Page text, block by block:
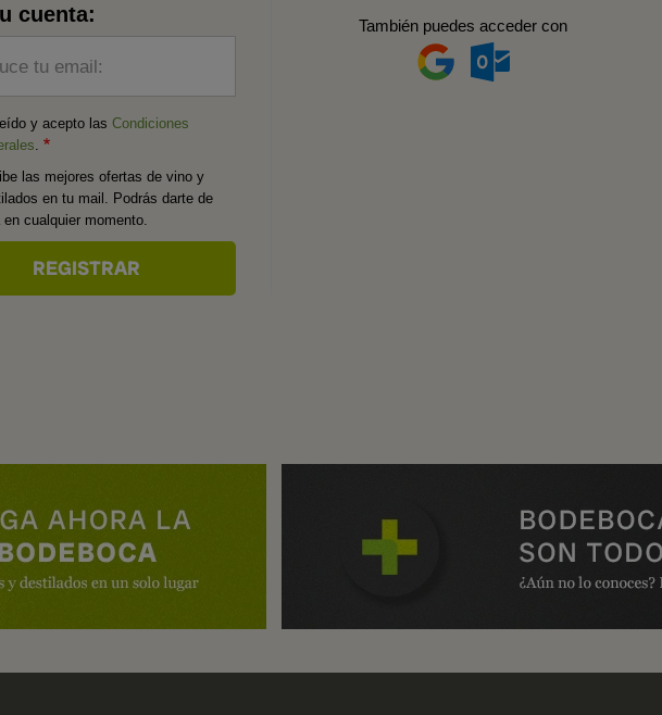
cuenta:
tu email:
y acepto las Condiciones
.
las mejores ofertas de vino y
en tu mail. Podrás darte de
en cualquier momento.
También puedes acceder con